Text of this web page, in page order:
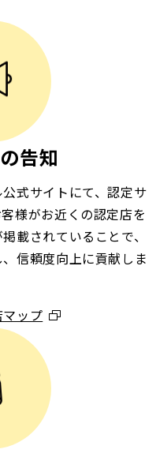
告知
式サイトにて、認定サ
様がお近くの認定店を
載されていることで、
信頼度向上に貢献しま
マップ